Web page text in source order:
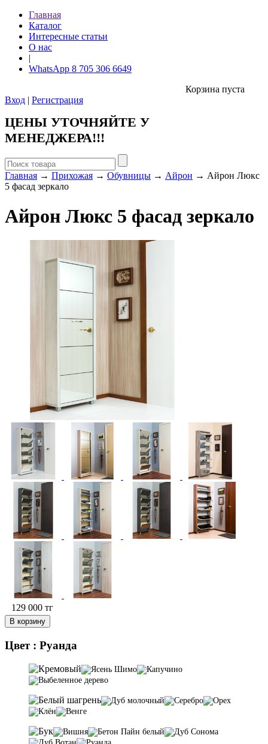
Главная
Каталог
Интересные статьи
О нас
|
WhatsApp 8 705 306 6649
Корзина пуста
Вход | Регистрация
ЦЕНЫ УТОЧНЯЙТЕ У
МЕНЕДЖЕРА!!!
Главная → Прихожая → Обувницы → Айрон → Айрон Люкс
5 фасад зеркало
Айрон Люкс 5 фасад зеркало
129 000 тг
В корзину
Цвет : Руанда